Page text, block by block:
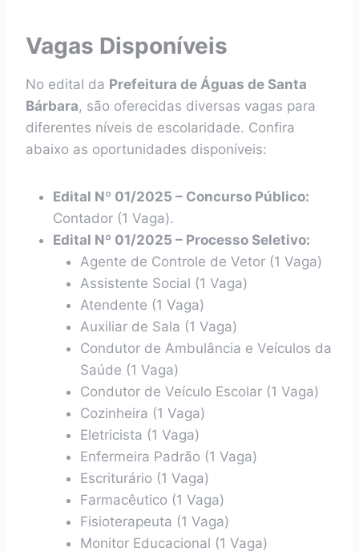
Vagas Disponíveis
No edital da Prefeitura de Águas de Santa
Bárbara, são oferecidas diversas vagas para
diferentes níveis de escolaridade. Confira
abaixo as oportunidades disponíveis:
Edital Nº 01/2025 – Concurso Público:
Contador (1 Vaga).
Edital Nº 01/2025 – Processo Seletivo:
Agente de Controle de Vetor (1 Vaga)
Assistente Social (1 Vaga)
Atendente (1 Vaga)
Auxiliar de Sala (1 Vaga)
Condutor de Ambulância e Veículos da
Saúde (1 Vaga)
Condutor de Veículo Escolar (1 Vaga)
Cozinheira (1 Vaga)
Eletricista (1 Vaga)
Enfermeira Padrão (1 Vaga)
Escriturário (1 Vaga)
Farmacêutico (1 Vaga)
Fisioterapeuta (1 Vaga)
Monitor Educacional (1 Vaga)